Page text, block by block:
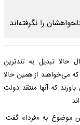
حالا تبدیل به تندترین
که می‌خواهند از همین حالا
که آنها منتقد دولت
موضوع به «فردا» گفت: